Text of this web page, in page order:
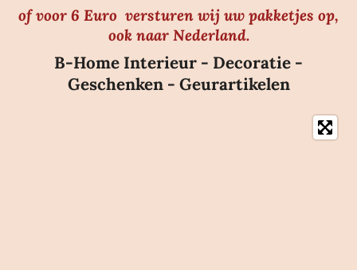
of voor 6 Euro versturen wij uw pakketjes op,
ook naar Nederland.
B-Home Interieur - Decoratie -
Geschenken - Geurartikelen